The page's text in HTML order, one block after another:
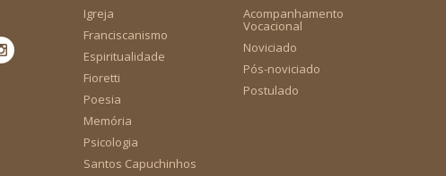
Igreja
Franciscanismo
Espiritualidade
Fioretti
Poesia
Memória
Psicologia
Santos Capuchinhos
Acompanhamento
Vocacional
Noviciado
Pós-noviciado
Postulado